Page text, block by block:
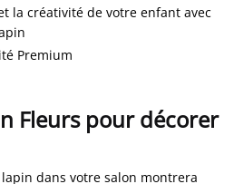
la créativité de votre enfant avec
Premium
Fleurs pour décorer
dans votre salon montrera